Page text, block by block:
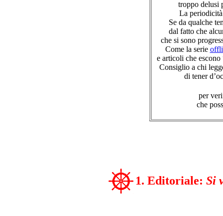
troppo delusi
La periodicità
Se da qualche
dal fatto che
che si sono
Come la serie
e articoli che escono
Consiglio a chi
di tener
per
che
1. Editoriale: Si